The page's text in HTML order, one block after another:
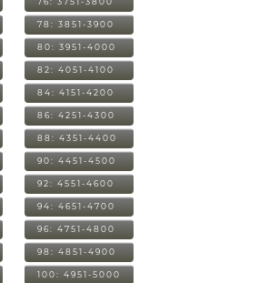
78: 3851-3900
80: 3951-4000
82: 4051-4100
84: 4151-4200
86: 4251-4300
88: 4351-4400
90: 4451-4500
92: 4551-4600
94: 4651-4700
96: 4751-4800
98: 4851-4900
100: 4951-5000